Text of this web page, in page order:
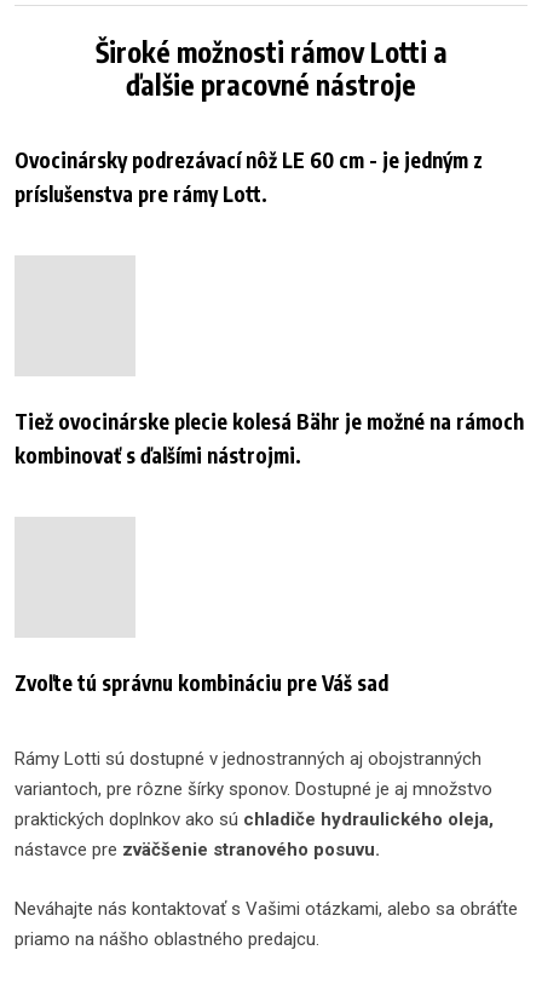
Široké možnosti rámov Lotti a
ďalšie pracovné nástroje
Ovocinársky podrezávací nôž LE 60 cm - je jedným z
príslušenstva pre rámy Lott.
Tiež ovocinárske plecie kolesá Bähr je možné na rámoch
kombinovať s ďalšími nástrojmi.
Zvoľte tú správnu kombináciu pre Váš sad
Rámy Lotti sú dostupné v jednostranných aj obojstranných
variantoch, pre rôzne šírky sponov. Dostupné je aj množstvo
praktických doplnkov ako sú chladiče hydraulického oleja,
nástavce pre zväčšenie stranového posuvu.
Neváhajte nás kontaktovať s Vašimi otázkami, alebo sa obráťte
priamo na nášho oblastného predajcu.